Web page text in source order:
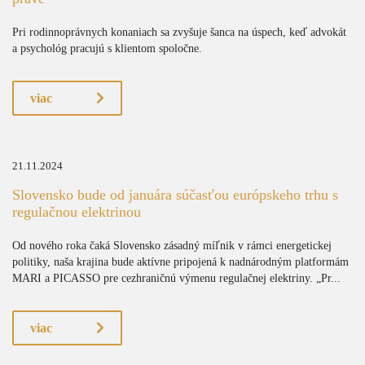
Pri rodinnoprávnych konaniach sa zvyšuje šanca na úspech, keď advokát
a psychológ pracujú s klientom spoločne.
viac
21.11.2024
Slovensko bude od januára súčasťou európskeho trhu s
regulačnou elektrinou
Od nového roka čaká Slovensko zásadný míľnik v rámci energetickej
politiky, naša krajina bude aktívne pripojená k nadnárodným platformám
MARI a PICASSO pre cezhraničnú výmenu regulačnej elektriny. „Pr...
viac